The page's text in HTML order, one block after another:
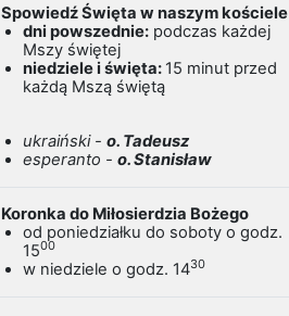
Spowiedź Święta w naszym kościele
dni powszednie: podczas każdej
Mszy świętej
niedziele i święta: 15 minut przed
każdą Mszą świętą
ukraiński - o. Tadeusz
esperanto - o. Stanisław
Koronka do Miłosierdzia Bożego
od poniedziałku do soboty o godz.
1500
w niedziele o godz. 1430